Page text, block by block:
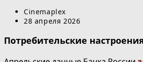
Автор
записи:
Cinemaplex
Запись
28 апреля 2026
Потребительские